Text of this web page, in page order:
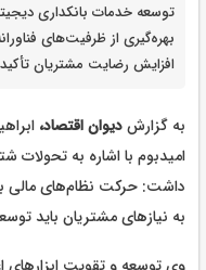
توسعه خدمات بانکداری
بهره‌گیری از ظرفیت‌های
افزایش رضایت مشتریان
به گزارشدیوان اقتصاد،
امیدبوم با اشاره به تحولات
داشت: حرکت نظام‌های مالی
به نیازهای مشتریان باید